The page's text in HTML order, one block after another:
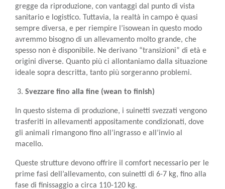
gregge da riproduzione, con vantaggi dal punto di vista
sanitario e logistico. Tuttavia, la realtà in campo è quasi
sempre diversa, e per riempire l’isowean in questo modo
avremmo bisogno di un allevamento molto grande, che
spesso non è disponibile. Ne derivano “transizioni” di età e
origini diverse. Quanto più ci allontaniamo dalla situazione
ideale sopra descritta, tanto più sorgeranno problemi.
Svezzare fino alla fine (wean to finish)
In questo sistema di produzione, i suinetti svezzati vengono
trasferiti in allevamenti appositamente condizionati, dove
gli animali rimangono fino all’ingrasso e all’invio al
macello.
Queste strutture devono offrire il comfort necessario per le
prime fasi dell’allevamento, con suinetti di 6-7 kg, fino alla
fase di finissaggio a circa 110-120 kg.